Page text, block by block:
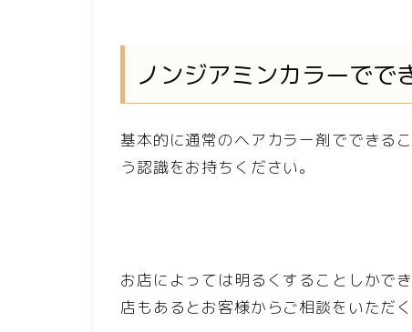
ノンジアミンカラーでで
基本的に通常のヘアカラー剤でできる
う認識をお持ちください。
お店によっては明るくすることしかで
店もあるとお客様からご相談をいただ